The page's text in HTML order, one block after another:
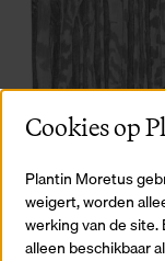
Cookies op
Plantin Moretus
weigert, worden
werking van de site.
alleen beschikbaar